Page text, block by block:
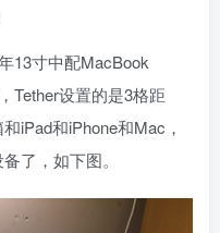
13寸中配MacBook
Tether设置的是3格距
iPad和iPhone和Mac，
了，如下图。